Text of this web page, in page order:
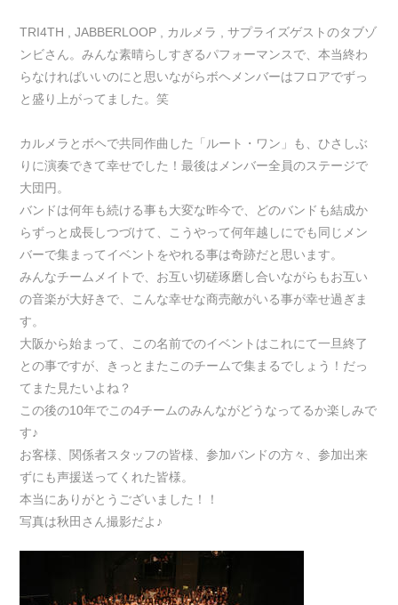
TRI4TH , JABBERLOOP , カルメラ , サプライズゲストのタブゾ
ンビさん。みんな素晴らしすぎるパフォーマンスで、本当終わ
らなければいいのにと思いながらボヘメンバーはフロアでずっ
と盛り上がってました。笑
カルメラとボヘで共同作曲した「ルート・ワン」も、ひさしぶ
りに演奏できて幸せでした！最後はメンバー全員のステージで
大団円。
バンドは何年も続ける事も大変な昨今で、どのバンドも結成か
らずっと成長しつづけて、こうやって何年越しにでも同じメン
バーで集まってイベントをやれる事は奇跡だと思います。
みんなチームメイトで、お互い切磋琢磨し合いながらもお互い
の音楽が大好きで、こんな幸せな商売敵がいる事が幸せ過ぎま
す。
大阪から始まって、この名前でのイベントはこれにて一旦終了
との事ですが、きっとまたこのチームで集まるでしょう！だっ
てまた見たいよね？
この後の10年でこの4チームのみんながどうなってるか楽しみで
す♪
お客様、関係者スタッフの皆様、参加バンドの方々、参加出来
ずにも声援送ってくれた皆様。
本当にありがとうございました！！
写真は秋田さん撮影だよ♪